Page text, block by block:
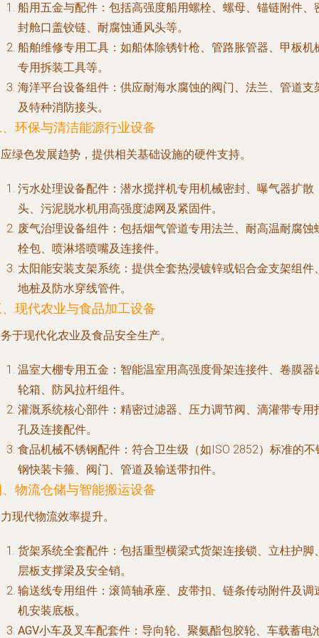
船用五金与配件 ：包括高强度船用螺栓、螺母、锚链附件、
封舱口盖铰链、耐腐蚀通风头等。
船舶维修专用工具 ：如船体除锈针枪、管路胀管器、甲板机
专用拆装工具等。
海洋平台设备组件 ：供应耐海水腐蚀的阀门、法兰、管道支
及特种消防接头。
环保与清洁能源行业设备
绿色发展趋势，提供相关基础设施的硬件支持。
污水处理设备配件 ：潜水搅拌机专用机械密封、曝气器扩散
头、污泥脱水机用高强度滤网及紧固件。
废气治理设备组件 ：包括烟气管道专用法兰、耐高温耐腐蚀
栓包、喷淋塔喷嘴及连接件。
太阳能安装支架系统 ：提供全套热浸镀锌或铝合金支架组件
地桩及防水穿线管件。
现代农业与食品加工设备
于现代化农业及食品安全生产。
温室大棚专用五金 ：智能温室用高强度骨架连接件、卷膜器
轮箱、防风拉杆组件。
灌溉系统核心部件 ：精密过滤器、压力调节阀、滴灌带专用
孔及连接配件。
食品机械不锈钢配件 ：符合卫生级（如ISO 2852）标准的不
钢快装卡箍、阀门、管道及输送带扣件。
物流仓储与智能搬运设备
现代物流效率提升。
货架系统全套配件 ：包括重型横梁式货架连接锁、立柱护脚
层板支撑梁及安全销。
输送线专用组件 ：滚筒轴承座、皮带扣、链条传动附件及调
机安装底板。
AGV小车及叉车配套件 ：导向轮、聚氨酯包胶轮、车载蓄电